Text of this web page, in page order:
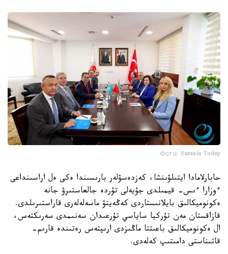
Фото: Eurasia Today
حابارلامادا ايتىلۋىنشا، كەزدەسۋلەر بارىسىندا ەكى ەل اراسىنداعى
ءوزارا ءىس- قيمىلدى جۇيەلى تۇردە جالعاستىرۋ جانە
ەكونوميكالىق بايلانىستاردى كەڭەيتۋ ماسەلەلەرى قاراستىرىلدى.
قازاقستان مەن تۇركيا ساياسي تۇرعىدان سەنىمدى سەرىكتەس،
ال ەكونوميكالىق باعىتتا ماڭىزدى ارىپتەس رەتىندە قارىم-
قاتىناستى دامىتىپ كەلەدى.